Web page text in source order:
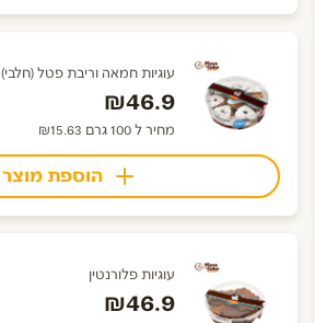
עוגיות חמאה וריבת פטל (חלבי)
₪46.9
מחיר ל 100 גרם ₪15.63
הוספת מוצר
עוגיות פלורנטין
₪46.9